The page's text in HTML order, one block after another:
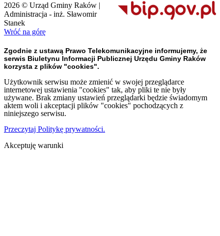
2026 © Urząd Gminy Raków |
Administracja - inż. Sławomir
Stanek
Wróć na górę
Zgodnie z ustawą Prawo Telekomunikacyjne informujemy, że
serwis Biuletynu Informacji Publicznej Urzędu Gminy Raków
korzysta z plików "cookies".
Użytkownik serwisu może zmienić w swojej przeglądarce
internetowej ustawienia "cookies" tak, aby pliki te nie były
używane. Brak zmiany ustawień przeglądarki będzie świadomym
aktem woli i akceptacji plików "cookies" pochodzących z
niniejszego serwisu.
Przeczytaj Politykę prywatności.
Akceptuję warunki